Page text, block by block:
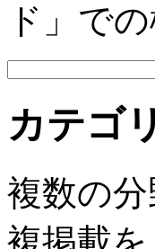
ド」で
カテゴ
複数の